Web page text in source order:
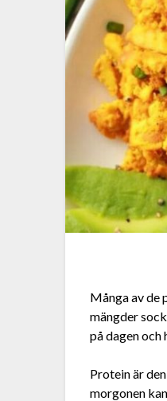
Många av de
mängder
på dagen och
Protein är
morgonen